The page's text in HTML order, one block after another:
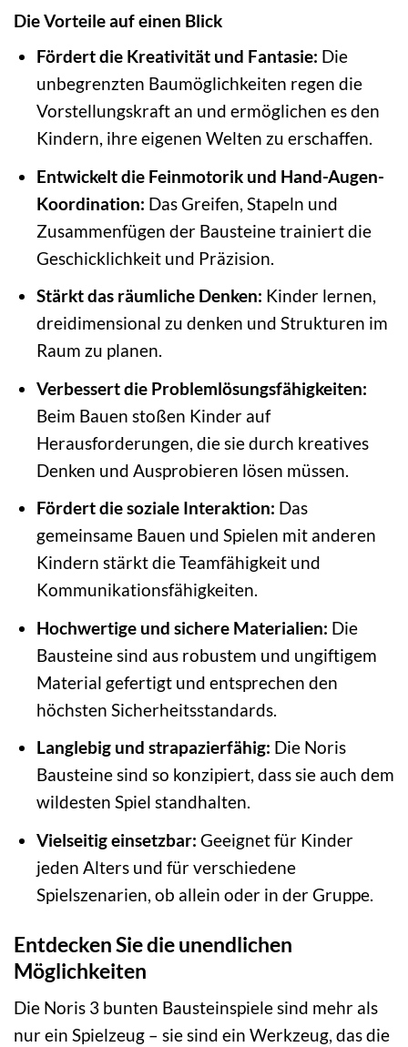
Die Vorteile auf einen Blick
Fördert die Kreativität und Fantasie: Die
unbegrenzten Baumöglichkeiten regen die
Vorstellungskraft an und ermöglichen es den
Kindern, ihre eigenen Welten zu erschaffen.
Entwickelt die Feinmotorik und Hand-Augen-
Koordination: Das Greifen, Stapeln und
Zusammenfügen der Bausteine trainiert die
Geschicklichkeit und Präzision.
Stärkt das räumliche Denken: Kinder lernen,
dreidimensional zu denken und Strukturen im
Raum zu planen.
Verbessert die Problemlösungsfähigkeiten:
Beim Bauen stoßen Kinder auf
Herausforderungen, die sie durch kreatives
Denken und Ausprobieren lösen müssen.
Fördert die soziale Interaktion: Das
gemeinsame Bauen und Spielen mit anderen
Kindern stärkt die Teamfähigkeit und
Kommunikationsfähigkeiten.
Hochwertige und sichere Materialien: Die
Bausteine sind aus robustem und ungiftigem
Material gefertigt und entsprechen den
höchsten Sicherheitsstandards.
Langlebig und strapazierfähig: Die Noris
Bausteine sind so konzipiert, dass sie auch dem
wildesten Spiel standhalten.
Vielseitig einsetzbar: Geeignet für Kinder
jeden Alters und für verschiedene
Spielszenarien, ob allein oder in der Gruppe.
Entdecken Sie die unendlichen
Möglichkeiten
Die Noris 3 bunten Bausteinspiele sind mehr als
nur ein Spielzeug – sie sind ein Werkzeug, das die